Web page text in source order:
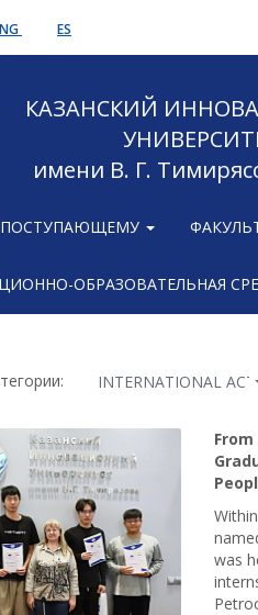
ES
КАЗАНСКИЙ
имени В. Г.
ПОСТУПАЮЩЕМУ
ОБРАЗОВАТЕЛЬНАЯ
INTERNATIONAL
was